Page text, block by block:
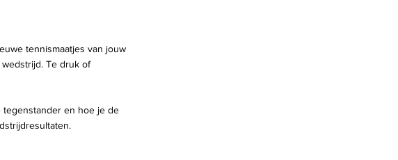
tennismaatjes van jouw
Te druk of
tegenstander en hoe je de